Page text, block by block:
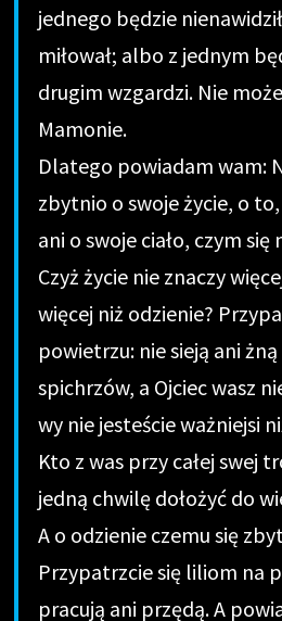
jednego będzie
miłował; albo z jednym
drugim wzgardzi. Nie
Mamonie.
Dlatego powiadam wam:
zbytnio o swoje życie, o
ani o swoje ciało, czym
Czyż życie nie znaczy
więcej niż odzienie?
powietrzu: nie sieją ani
spichrzów, a Ojciec wasz
wy nie jesteście ważniejsi
Kto z was przy całej swej
jedną chwilę dołożyć do
A o odzienie czemu się
Przypatrzcie się liliom na
pracują ani przędą. A